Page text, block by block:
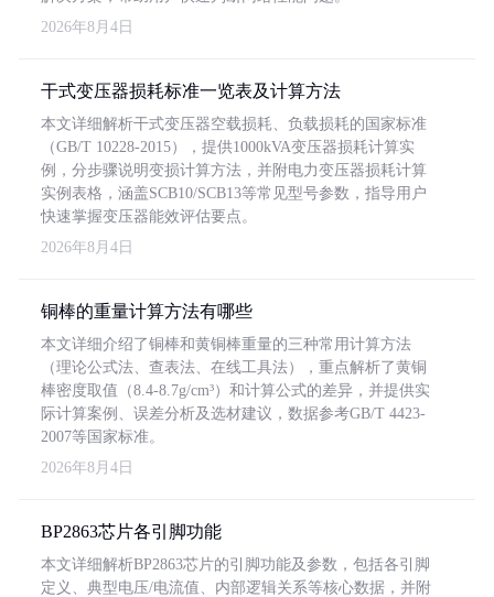
2026年8月4日
干式变压器损耗标准一览表及计算方法
本文详细解析干式变压器空载损耗、负载损耗的国家标准
（GB/T 10228-2015），提供1000kVA变压器损耗计算实
例，分步骤说明变损计算方法，并附电力变压器损耗计算
实例表格，涵盖SCB10/SCB13等常见型号参数，指导用户
快速掌握变压器能效评估要点。
2026年8月4日
铜棒的重量计算方法有哪些
本文详细介绍了铜棒和黄铜棒重量的三种常用计算方法
（理论公式法、查表法、在线工具法），重点解析了黄铜
棒密度取值（8.4-8.7g/cm³）和计算公式的差异，并提供实
际计算案例、误差分析及选材建议，数据参考GB/T 4423-
2007等国家标准。
2026年8月4日
BP2863芯片各引脚功能
本文详细解析BP2863芯片的引脚功能及参数，包括各引脚
定义、典型电压/电流值、内部逻辑关系等核心数据，并附